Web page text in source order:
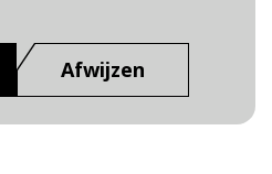
Afwijzen